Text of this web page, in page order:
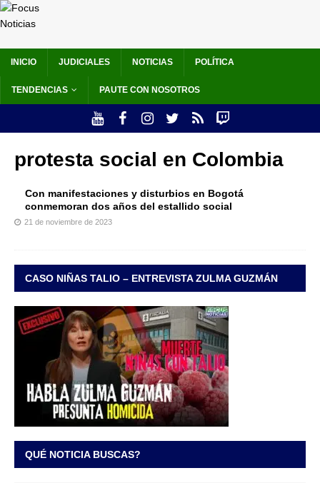
INICIO JUDICIALES NOTICIAS POLÍTICA
TENDENCIAS PAUTE CON NOSOTROS
protesta social en Colombia
Con manifestaciones y disturbios en Bogotá
conmemoran dos años del estallido social
21 de noviembre de 2023
CASO NIÑAS TALIO – ENTREVISTA ZULMA GUZMÁN
QUÉ NOTICIA BUSCAS?